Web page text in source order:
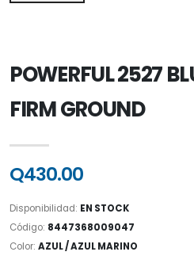
POWERFUL 2527
FIRM GROUND
Q430.00
Disponibilidad: EN STOCK
Código: 8447368009047
Color: AZUL / AZUL MARINO